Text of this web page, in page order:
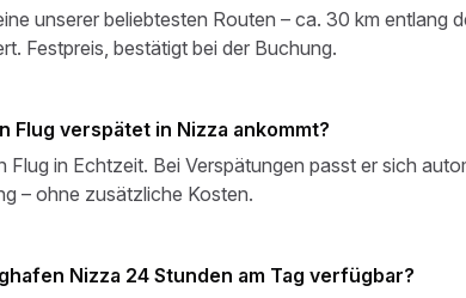
unserer beliebtesten Routen – ca. 30 km entlang
Festpreis, bestätigt bei der Buchung.
Flug verspätet in Nizza ankommt?
Flug in Echtzeit. Bei Verspätungen passt er sich
– ohne zusätzliche Kosten.
Nizza 24 Stunden am Tag verfügbar?